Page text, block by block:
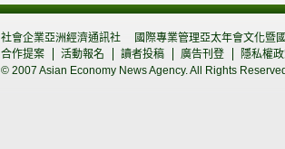
社會企業亞洲經濟通訊社
國際專業管理亞太年會文化暨
合作提案
活動報名 讀者投稿 廣告刊登
隱私權
© 2007 Asian Economy News Agency. All Rights